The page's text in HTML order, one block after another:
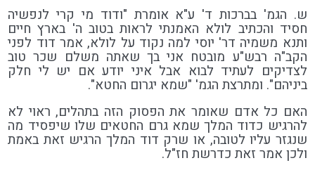
ש. הגמ' בברכות ד' ע"א אומרת "ודוד מי קרי לנפשיה
חסיד והכתיב לולא האמנתי לראות בטוב ה' בארץ חיים
ותנא משמיה דר' יוסי למה נקוד על לולא, אמר דוד לפני
הקב"ה רבש"ע מובטח אני בך שאתה משלם שכר טוב
לצדיקים לעתיד לבוא אבל איני יודע אם יש לי חלק
ביניהם". ומתרצת הגמ' "שמא יגרום החטא".
האם כל אדם שאומר את הפסוק הזה בתהלים, ראוי לא
להרגיש כדוד המלך שמא גרם החטאים שלו שיפסיד מה
שנגזר עליו לטובה, או שרק דוד המלך הרגיש זאת באמת
ולכן אמר זאת כדרשת חז"ל.